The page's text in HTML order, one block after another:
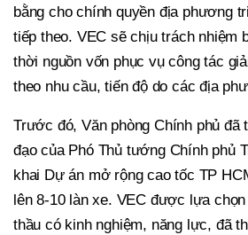
bằng cho chính quyền địa phương
tiếp theo. VEC sẽ chịu trách nhiệm
thời nguồn vốn phục vụ công tác
theo nhu cầu, tiến độ do các địa
Trước đó, Văn phòng Chính phủ đã
đạo của Phó Thủ tướng Chính phủ
khai Dự án mở rộng cao tốc TP
lên 8-10 làn xe. VEC được lựa
thầu có kinh nghiệm, năng lực, đã